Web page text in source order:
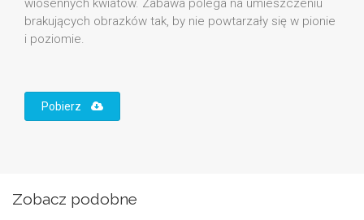
wiosennych kwiatów. Zabawa polega na umieszczeniu
brakujących obrazków tak, by nie powtarzały się w pionie
i poziomie.
Pobierz
Zobacz podobne